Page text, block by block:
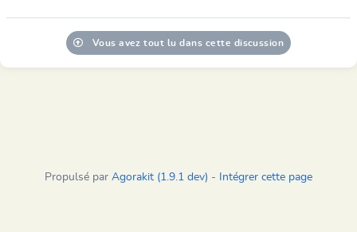
Vous avez tout lu dans cette discussion
Propulsé par Agorakit (1.9.1 dev) - Intégrer cette page